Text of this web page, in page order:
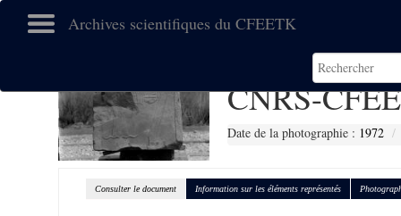
Archives scientifiques du CFEETK
CNRS-
Date de la photographie : 1972
Consulter le document Information sur les éléments représentés